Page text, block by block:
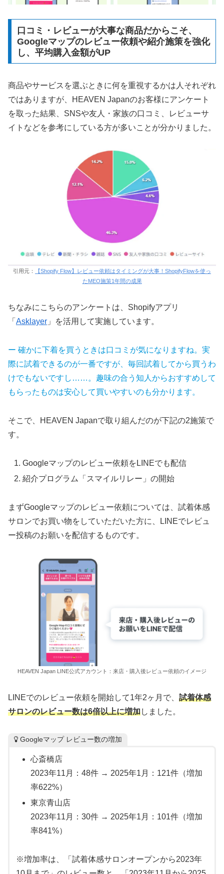
口コミ・レビューが大事な商品だからこそ、
Googleマップのレビュー依頼や紹介施策を強化
し、平均購入金額がUP
商品やサービスを選ぶときに何を重視するかは人それぞれ
ではありますが、HEAVEN Japanのお客様にアンケート
を取った結果、SNSや友人・家族の口コミ、レビューサ
イトなどを参考にしている方が多いことが分かりました。
引用元：
【Shopify Flow】レビュー依頼はタイミングが大事！ShopifyFlowを使っ
たMEO施策1年間の成果
ちなみにこちらのアンケートは、Shopifyアプリ
「 Asklayer 」を活用して実施しています。
ー 確かに下着を買うときは口コミが気になりますね。実
際に試着できるのが一番ですが、毎回試着してから買うわ
けでもないですし……。趣味の合う知人からおすすめして
もらったものは安心して買いやすいのも分かります。
そこで、HEAVEN Japanで取り組んだのが下記の2施策で
す。
Googleマップのレビュー依頼をLINEでも配信
紹介プログラム「スマイルリレー」の開始
まずGoogleマップのレビュー依頼については、試着体感
サロンでお買い物をしていただいた方に、LINEでレビュ
ー投稿のお願いを配信するものです。
HEAVEN Japan LINE公式アカウント：来店・購入後レビュー依頼のイメージ
LINEでのレビュー依頼を開始して1年2ヶ月で、 試着体感
サロンのレビュー数は6倍以上に増加しました。
Googleマップ レビュー数の増加
心斎橋店
2023年11月：48件 → 2025年1月：121件（増加
率622%）
東京青山店
2023年11月：30件 → 2025年1月：101件（増加
率841%）
※増加率は、「試着体感サロンオープンから2023年